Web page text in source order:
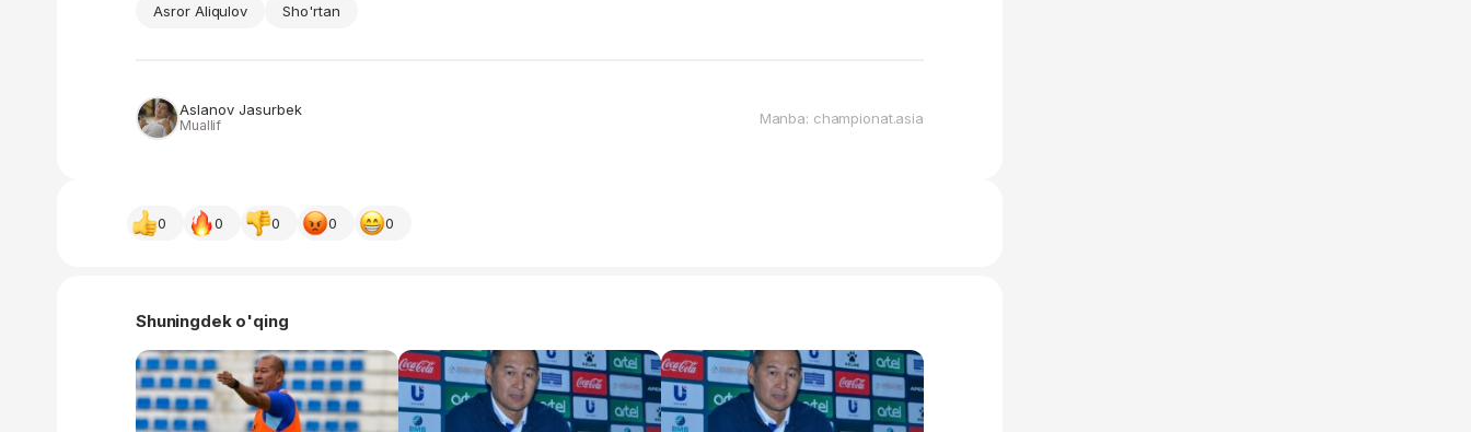
Asror Aliqulov Sho'rtan
Aslanov Jasurbek
Muallif Manba: championat.asia
0 0 0 0 0
Shuningdek o'qing